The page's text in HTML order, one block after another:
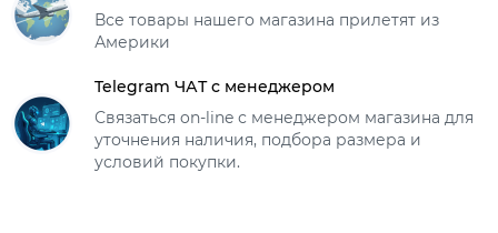
Все товары нашего магазина прилетят из
Америки
Telegram ЧАТ с менеджером
Связаться on-line с менеджером магазина для
уточнения наличия, подбора размера и
условий покупки.